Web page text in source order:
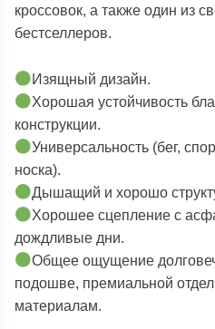
кроссовок, а также один из
бестселлеров.
Изящный дизайн.
Хорошая устойчивость
конструкции.
Универсальность (бег,
носка).
Дышащий и хорошо
Хорошее сцепление с
дождливые дни.
Общее ощущение
подошве, премиальной
материалам.